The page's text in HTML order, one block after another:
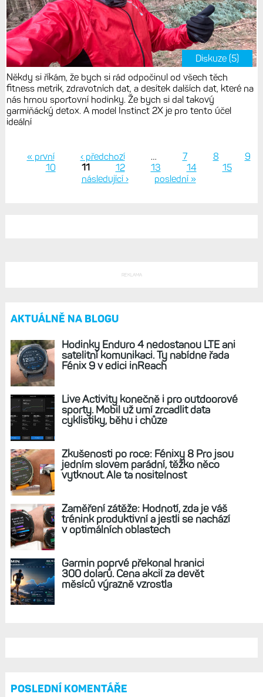
Diskuze (5)
Někdy si říkám, že bych si rád odpočinul od všech těch
fitness metrik, zdravotních dat, a desítek dalších dat, které na
nás hrnou sportovní hodinky. Že bych si dal takový
garmiňácký detox. A model Instinct 2X je pro tento účel
ideální
Stránky
« první ‹ předchozí … 7 8
9
10
11 12 13 14
15
následující ›
poslední »
Fénix 9 v edici inReach